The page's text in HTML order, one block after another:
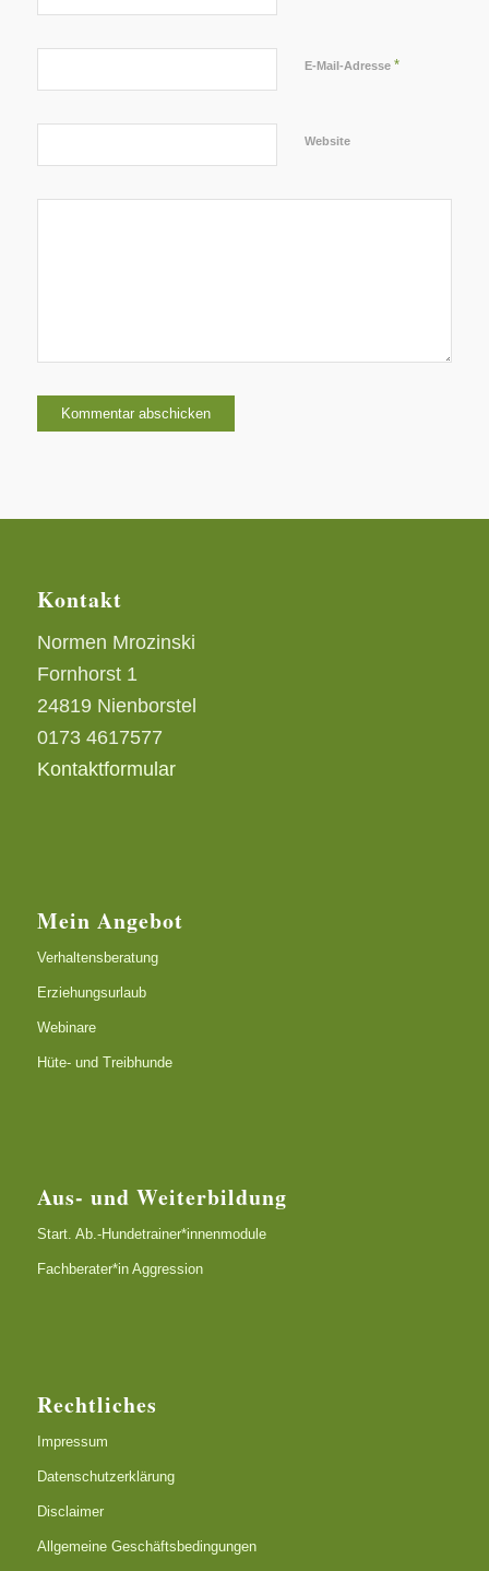
E-Mail-Adresse *
Website
Kontakt
Normen Mrozinski
Fornhorst 1
24819 Nienborstel
0173 4617577
Kontaktformular
Mein Angebot
Verhaltensberatung
Erziehungsurlaub
Webinare
Hüte- und Treibhunde
Aus- und Weiterbildung
Start. Ab.-Hundetrainer*innenmodule
Fachberater*in Aggression
Rechtliches
Impressum
Datenschutzerklärung
Disclaimer
Allgemeine Geschäftsbedingungen